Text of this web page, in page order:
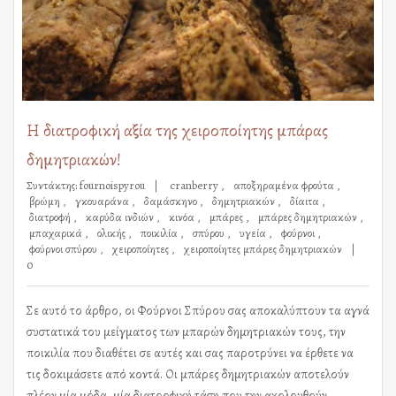
Η διατροφική αξία της χειροποίητης μπάρας
δημητριακών!
Συντάκτης:fournoispyrou cranberry
αποξηραμένα φρούτα
βρώμη
γκουαράνα δαμάσκηνο δημητριακών
δίαιτα
διατροφή
καρύδα ινδιών κινόα μπάρες
μπάρες δημητριακών
μπαχαρικά
ολικής ποικιλία σπύρου υγεία
φούρνοι
φούρνοι σπύρου
χειροποίητες
χειροποίητες μπάρες δημητριακών
0
Σε αυτό το άρθρο, οι Φούρνοι Σπύρου σας αποκαλύπτουν τα αγνά
συστατικά του μείγματος των μπαρών δημητριακών τους, την
ποικιλία που διαθέτει σε αυτές και σας παροτρύνει να έρθετε να
τις δοκιμάσετε από κοντά. Οι μπάρες δημητριακών αποτελούν